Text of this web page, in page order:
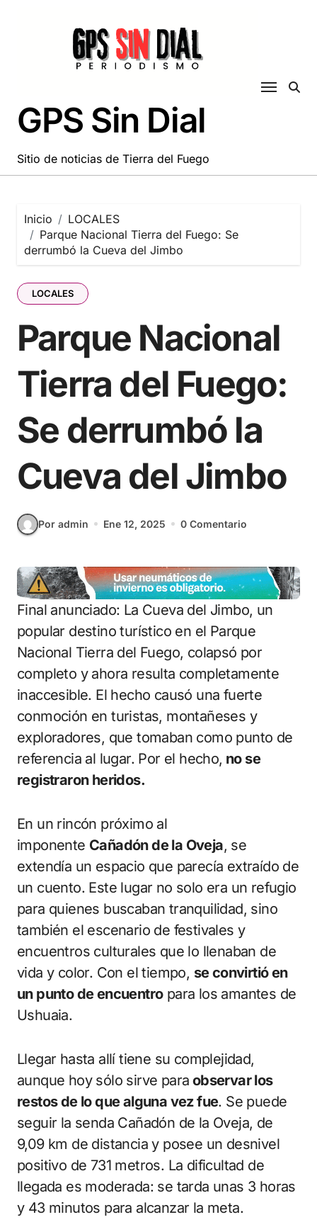
GPS Sin Dial
Sitio de noticias de Tierra del Fuego
Inicio
LOCALES
Parque Nacional Tierra del Fuego: Se
derrumbó la Cueva del Jimbo
LOCALES
Parque Nacional
Tierra del Fuego:
Se derrumbó la
Cueva del Jimbo
Por admin Ene 12, 2025 0 Comentario
Final anunciado: La Cueva del Jimbo, un
popular destino turístico en el Parque
Nacional Tierra del Fuego, colapsó por
completo y ahora resulta completamente
inaccesible. El hecho causó una fuerte
conmoción en turistas, montañeses y
exploradores, que tomaban como punto de
referencia al lugar. Por el hecho, no se
registraron heridos.
En un rincón próximo al
imponente Cañadón de la Oveja, se
extendía un espacio que parecía extraído de
un cuento. Este lugar no solo era un refugio
para quienes buscaban tranquilidad, sino
también el escenario de festivales y
encuentros culturales que lo llenaban de
vida y color. Con el tiempo, se convirtió en
un punto de encuentropara los amantes de
Ushuaia.
Llegar hasta allí tiene su complejidad,
aunque hoy sólo sirve para observar los
restos de lo que alguna vez fue. Se puede
seguir la senda Cañadón de la Oveja, de
9,09 km de distancia y posee un desnivel
positivo de 731 metros. La dificultad de
llegada es moderada: se tarda unas 3 horas
y 43 minutos para alcanzar la meta.